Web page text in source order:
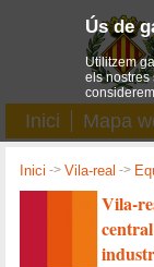
Inici Mapa
Inici ->Vila-real ->
Vila-
Ús de
Utilitzem
els nostres